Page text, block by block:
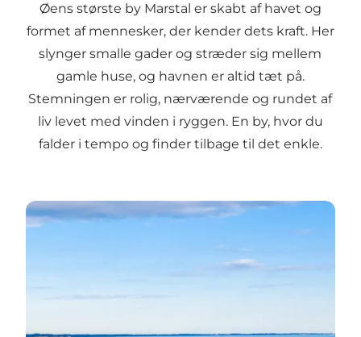
Øens største by Marstal er skabt af havet og
formet af mennesker, der kender dets kraft. Her
slynger smalle gader og stræder sig mellem
gamle huse, og havnen er altid tæt på.
Stemningen er rolig, nærværende og rundet af
liv levet med vinden i ryggen. En by, hvor du
falder i tempo og finder tilbage til det enkle.
Marstals historie